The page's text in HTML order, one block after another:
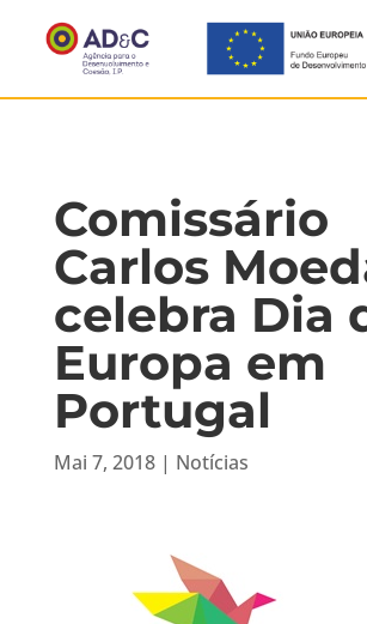
Comissário
Carlos
celebra Dia
Europa em
Portugal
Mai 7, 2018| Notícias